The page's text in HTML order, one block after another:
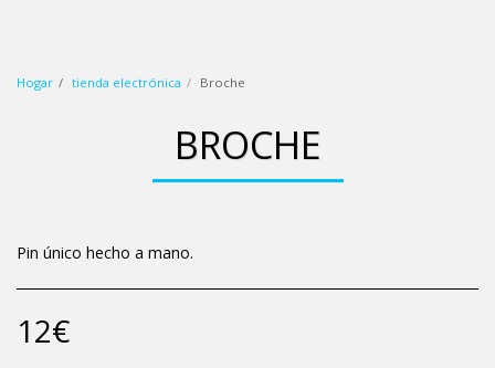
Hogar tienda electrónica Broche
BROCHE
Pin único hecho a mano.
12€